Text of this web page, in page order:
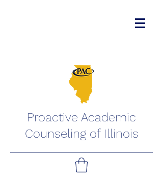
Proactive Academic
Counseling of Illinois